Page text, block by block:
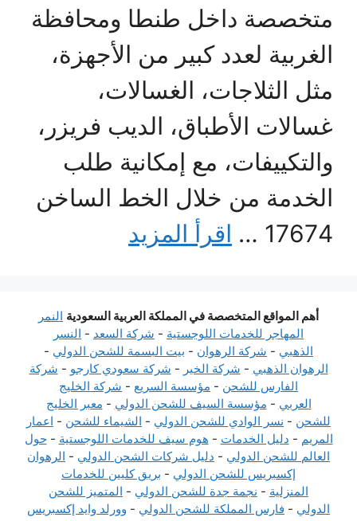
متخصصة داخل طنطا ومحافظة
الغربية لعدد كبير من الأجهزة،
مثل الثلاجات، الغسالات،
غسالات الأطباق، الديب فريزر،
والتكييفات، مع إمكانية طلب
الخدمة من خلال الخط الساخن
17674 …
اقرأ المزيد
أهم المواقع المتخصصة في المملكة العربية السعودية النمر
المهاجر للخدمات اللوجستية - شركة السعد - النسر
الذهبي - شركة الرهوان - بيت البسمة للشحن الدولي -
الرهوان الذهبي - شركة الخير - شركة سعودي كارجو - شركة
الفارس للشحن - مؤسسة السريع - شركة الخليج
العربي - مؤسسة السيف للشحن الدولي - معبر الخليج
للشحن - نسر الوادي للشحن الدولي - الشيماء للشحن - اعمار
المريم - دليل الخدمات - هوم سيف للخدمات اللوجستية -حول
العالم للشحن الدولي - دليل شركات الشحن الدولي - الرهوان
إكسبريس للشحن الدولي - بريق كليين للخدمات
المنزلية - نجمة جدة للشحن الدولي - المتميز للشحن
الدولي - فارس المملكة للشحن الدولي - وورلد وايد إكسبريس